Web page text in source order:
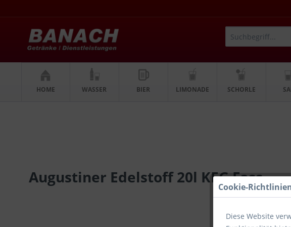
HOME WASSER BIER LIMONADE SCHORLE
Augustiner Edelstoff 20l KEG Fass
Cookie-
Diese Website